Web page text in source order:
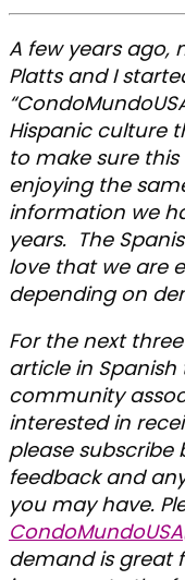
A few years ago,
Platts and I
Hispanic culture
to make sure
enjoying the
information we
years. The
love that we are
depending on
For the next
article in
community
interested in
please subscribe
feedback and
you may have.
demand is great